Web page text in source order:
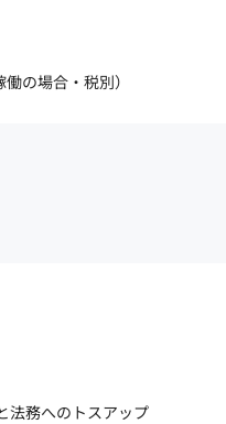
の場合・税別）
法務へのトスアップ